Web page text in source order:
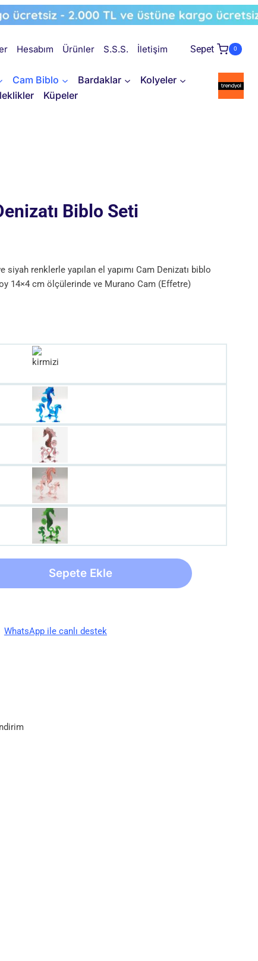
Hesabım Ürünler S.S.S. İletişim Sepet 0
Cam Biblo Bardaklar
Kolyeler
Küpeler
Biblo Seti
siyah renklerle yapılan el yapımı Cam Denizatı biblo
14×4 cm ölçülerinde ve Murano Cam (Effetre)
Sepete Ekle
WhatsApp ile canlı destek